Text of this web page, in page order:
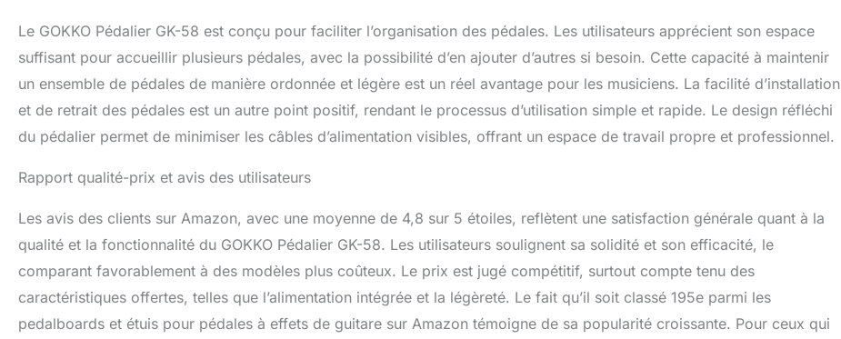
Le GOKKO Pédalier GK-58 est conçu pour faciliter l’organisation des pédales. Les utilisateurs apprécient son espace
suffisant pour accueillir plusieurs pédales, avec la possibilité d’en ajouter d’autres si besoin. Cette capacité à maintenir
un ensemble de pédales de manière ordonnée et légère est un réel avantage pour les musiciens. La facilité d’installation
et de retrait des pédales est un autre point positif, rendant le processus d’utilisation simple et rapide. Le design réfléchi
du pédalier permet de minimiser les câbles d’alimentation visibles, offrant un espace de travail propre et professionnel.
Rapport qualité-prix et avis des utilisateurs
Les avis des clients sur Amazon, avec une moyenne de 4,8 sur 5 étoiles, reflètent une satisfaction générale quant à la
qualité et la fonctionnalité du GOKKO Pédalier GK-58. Les utilisateurs soulignent sa solidité et son efficacité, le
comparant favorablement à des modèles plus coûteux. Le prix est jugé compétitif, surtout compte tenu des
caractéristiques offertes, telles que l’alimentation intégrée et la légèreté. Le fait qu’il soit classé 195e parmi les
pedalboards et étuis pour pédales à effets de guitare sur Amazon témoigne de sa popularité croissante. Pour ceux qui